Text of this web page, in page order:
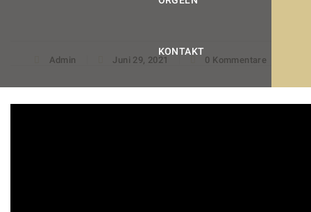
KONTAKT
Admin Juni 29, 2021 0 Kommentare